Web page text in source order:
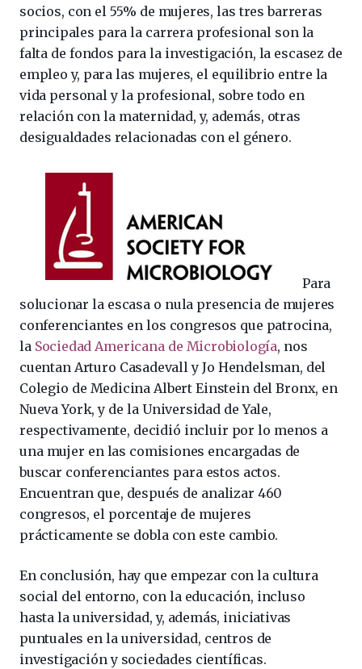
socios, con el 55% de mujeres, las tres barreras
principales para la carrera profesional son la
falta de fondos para la investigación, la escasez de
empleo y, para las mujeres, el equilibrio entre la
vida personal y la profesional, sobre todo en
relación con la maternidad, y, además, otras
desigualdades relacionadas con el género.
Para
solucionar la escasa o nula presencia de mujeres
conferenciantes en los congresos que patrocina,
la Sociedad Americana de Microbiología, nos
cuentan Arturo Casadevall y Jo Hendelsman, del
Colegio de Medicina Albert Einstein del Bronx, en
Nueva York, y de la Universidad de Yale,
respectivamente, decidió incluir por lo menos a
una mujer en las comisiones encargadas de
buscar conferenciantes para estos actos.
Encuentran que, después de analizar 460
congresos, el porcentaje de mujeres
prácticamente se dobla con este cambio.
En conclusión, hay que empezar con la cultura
social del entorno, con la educación, incluso
hasta la universidad, y, además, iniciativas
puntuales en la universidad, centros de
investigación y sociedades científicas.